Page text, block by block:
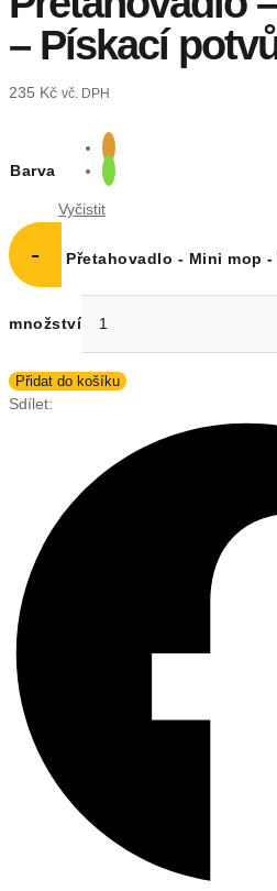
– Pískací
235 Kč vč. DPH
Barva
Vyčistit
- Přetahovadlo - Mini mop
množství
Přidat do košíku
Sdílet: